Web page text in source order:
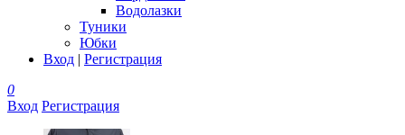
Водолазки
Туники
Юбки
Вход | Регистрация
0
Вход Регистрация